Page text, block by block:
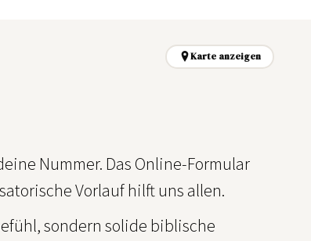
Karte anzeigen
Nummer. Das Online-Formular
Vorlauf hilft uns allen.
sondern solide biblische